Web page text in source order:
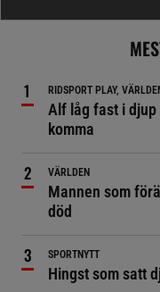
RIDSPORT PLAY,
Alf låg fast i
komma
VÄRLDEN
Mannen som
död
SPORTNYTT
Hingst som satt